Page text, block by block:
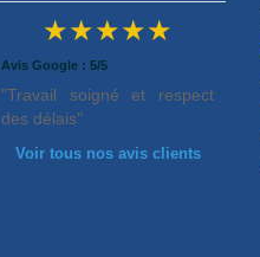
★★★★★
Avis Google : 5/5
"Travail soigné et respect
des délais"
Voir tous nos avis clients